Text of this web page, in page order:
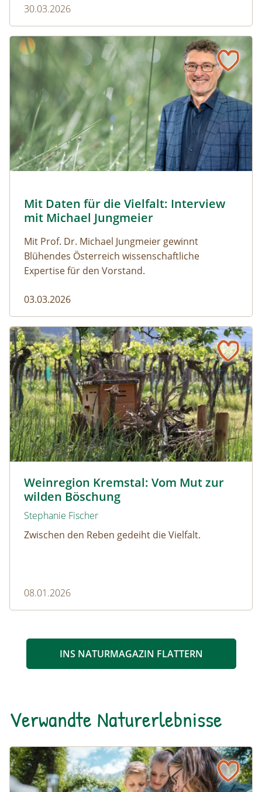
30.03.2026
Naturmagazin: Mit Daten für die Vielfalt: Interview mit
Naturmagazin: Mit Daten für die Vielfalt: Interview mit
Mit Daten für die Vielfalt: Interview
mit Michael Jungmeier
Mit Prof. Dr. Michael Jungmeier gewinnt
Blühendes Österreich wissenschaftliche
Expertise für den Vorstand.
03.03.2026
Mit Daten für die Vielfalt: Interview mit Michael Jungmeier
Weinregion Kremstal: Vom Mut zur
wilden Böschung
Stephanie Fischer
Zwischen den Reben gedeiht die Vielfalt.
08.01.2026
Weinregion Kremstal: Vom Mut zur wilden Böschung
INS NATURMAGAZIN FLATTERN
Verwandte Naturerlebnisse